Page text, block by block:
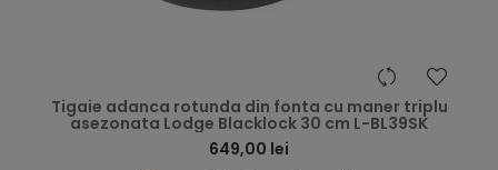
Tigaie adanca rotunda din fonta cu maner triplu
asezonata Lodge Blacklock 30 cm L-BL39SK
649,00 lei